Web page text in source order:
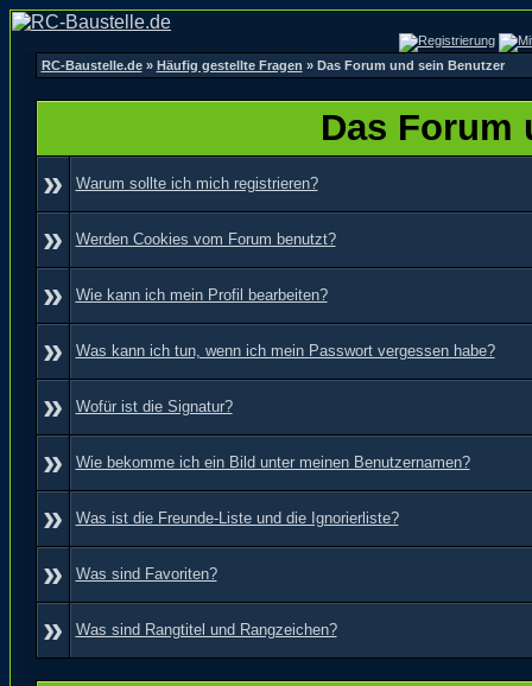
RC-Baustelle.de» Häufig gestellte Fragen » Das Forum und sein Benutzer
Das Forum
»
Warum sollte ich mich registrieren?
» Werden Cookies vom Forum benutzt?
» Wie kann ich mein Profil bearbeiten?
» Was kann ich tun, wenn ich mein Passwort vergessen habe?
» Wofür ist die Signatur?
» Wie bekomme ich ein Bild unter meinen Benutzernamen?
» Was ist die Freunde-Liste und die Ignorierliste?
» Was sind Favoriten?
» Was sind Rangtitel und Rangzeichen?